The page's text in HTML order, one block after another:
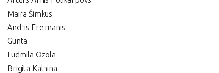
Maira Šimkus
Andris Freimanis
Gunta
Ludmila Ozola
Brigita Kalnina